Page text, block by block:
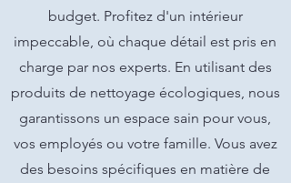
budget. Profitez d'un intérieur
impeccable, où chaque détail est pris en
charge par nos experts. En utilisant des
produits de nettoyage écologiques, nous
garantissons un espace sain pour vous,
vos employés ou votre famille. Vous avez
des besoins spécifiques en matière de